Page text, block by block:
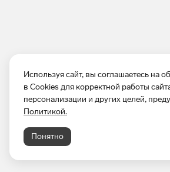
Используя сайт, вы соглашаетесь на
в Cookies для корректной работы
персонализации и других целей,
Политикой.
Понятно